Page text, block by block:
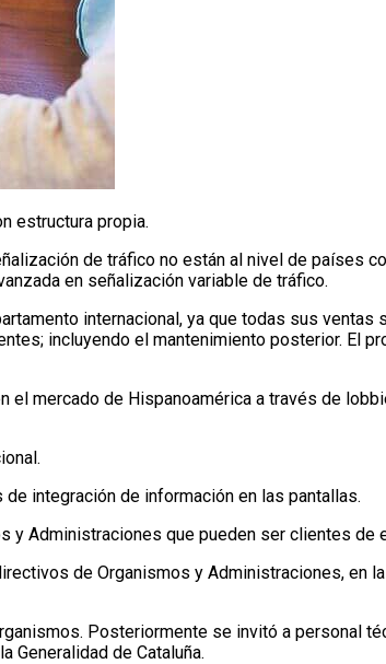
estructura propia.
de tráfico no están al nivel de países
en señalización variable de tráfico.
internacional, ya que todas sus ventas
incluyendo el mantenimiento posterior. El
el mercado de Hispanoamérica a través de
integración de información en las pantallas.
y Administraciones que pueden ser clientes de
de Organismos y Administraciones, en
Posteriormente se invitó a personal
Generalidad de Cataluña.